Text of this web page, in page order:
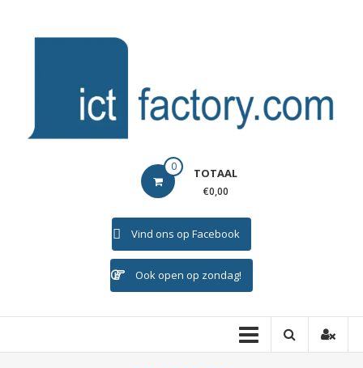
ICTFACTORY 0 TOTAAL
€0,00
Vind ons op Facebook
Ook open op zondag!